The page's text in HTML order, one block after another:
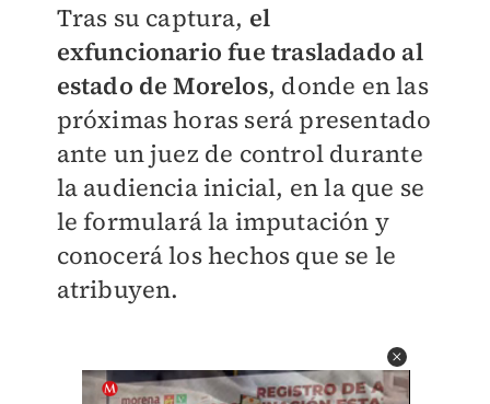
Tras su captura, el
exfuncionario fue trasladado al
estado de Morelos, donde en las
próximas horas será presentado
ante un juez de control durante
la audiencia inicial, en la que se
le formulará la imputación y
conocerá los hechos que se le
atribuyen.